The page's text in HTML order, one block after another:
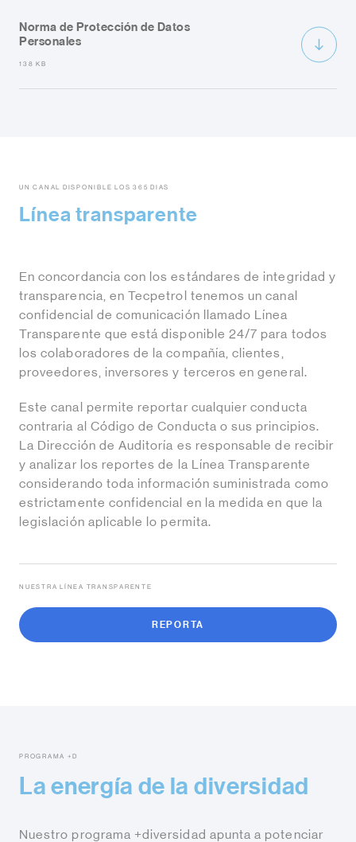
Norma de Protección de Datos
Personales
138 KB
UN CANAL DISPONIBLE LOS 365 DIAS
Línea transparente
En concordancia con los estándares de integridad y
transparencia, en Tecpetrol tenemos un canal
confidencial de comunicación llamado Línea
Transparente que está disponible 24/7 para todos
los colaboradores de la compañía, clientes,
proveedores, inversores y terceros en general.
Este canal permite reportar cualquier conducta
contraria al Código de Conducta o sus principios.
La Dirección de Auditoría es responsable de recibir
y analizar los reportes de la Línea Transparente
considerando toda información suministrada como
estrictamente confidencial en la medida en que la
legislación aplicable lo permita.
NUESTRA LÍNEA TRANSPARENTE
REPORTA
PROGRAMA +D
La energía de la diversidad
Nuestro programa +diversidad apunta a potenciar